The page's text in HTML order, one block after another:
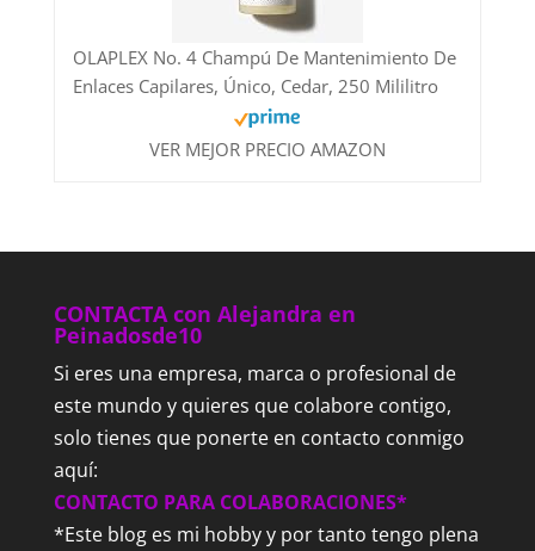
OLAPLEX No. 4 Champú De Mantenimiento De
Enlaces Capilares, Único, Cedar, 250 Mililitro
VER MEJOR PRECIO AMAZON
CONTACTA con Alejandra en
Peinadosde10
Si eres una empresa, marca o profesional de
este mundo y quieres que colabore contigo,
solo tienes que ponerte en contacto conmigo
aquí:
CONTACTO PARA COLABORACIONES*
*Este blog es mi hobby y por tanto tengo plena